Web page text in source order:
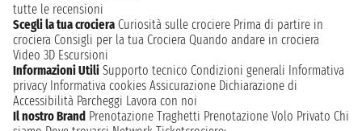
tutte le recensioni
Scegli la tua crociera Curiosità sulle crociere Prima di partire in
crociera Consigli per la tua Crociera Quando andare in crociera
Video 3D Escursioni
Informazioni Utili Supporto tecnico Condizioni generali Informativa
privacy Informativa cookies Assicurazione Dichiarazione di
Accessibilità Parcheggi Lavora con noi
Il nostro Brand Prenotazione Traghetti Prenotazione Volo Privato Chi